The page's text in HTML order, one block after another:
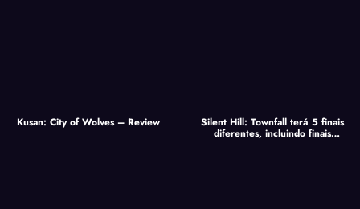
Kusan: City of Wolves – Review Silent Hill: Townfall terá 5 finais
diferentes, incluindo finais